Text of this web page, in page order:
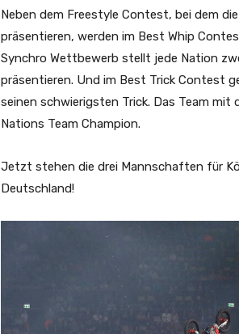
Neben dem Freestyle Contest, bei dem
präsentieren, werden im Best Whip
Synchro Wettbewerb stellt jede Nation
präsentieren. Und im Best Trick Contest
seinen schwierigsten Trick. Das Team
Nations Team Champion.
Jetzt stehen die drei Mannschaften für
Deutschland!